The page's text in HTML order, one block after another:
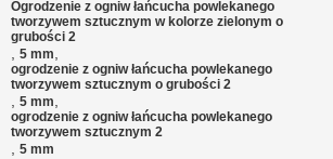
Ogrodzenie z ogniw łańcucha powlekanego
tworzywem sztucznym w kolorze zielonym o
grubości 2
,5 mm,
ogrodzenie z ogniw łańcucha powlekanego
tworzywem sztucznym o grubości 2
,5 mm,
ogrodzenie z ogniw łańcucha powlekanego
tworzywem sztucznym 2
,5 mm